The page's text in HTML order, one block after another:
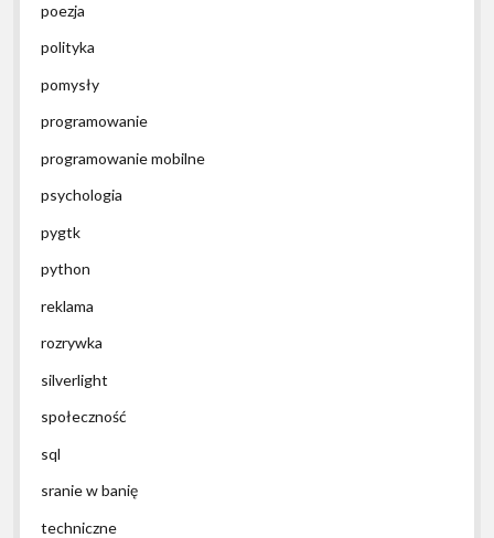
poezja
polityka
pomysły
programowanie
programowanie mobilne
psychologia
pygtk
python
reklama
rozrywka
silverlight
społeczność
sql
sranie w banię
techniczne